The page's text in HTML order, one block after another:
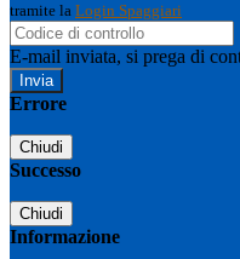
tramite la Login Spaggiari
E-mail inviata, si prega di
Errore
Chiudi
Successo
Chiudi
Informazione